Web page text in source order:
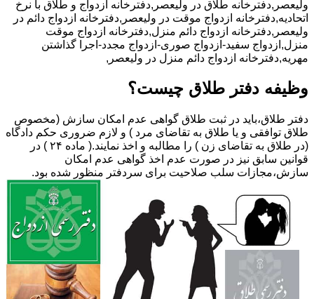
ولیعصر,دفترخانه طلاق در ولیعصر,دفترخانه ازدواج و طلاق با نرخ
اتحادیه,دفترخانه ازدواج موقت در ولیعصر,دفترخانه ازدواج دائم در
ولیعصر,دفترخانه ازدواج دائم منزل,دفترخانه ازدواج موقت
منزل,ازدواج سفید-ازدواج صوری-ازدواج مجدد-اجرا گذاشتن
مهریه,دفترخانه ازدواج دائم منزل در ولیعصر,
وظیفه دفتر طلاق چیست؟
دفتر طلاق،باید در ثبت طلاق گواهی عدم امکان سازش (مخصوص
طلاق توافقی و یا طلاق به تقاضای مرد ) و لازم ضروری حکم دادگاه
(در طلاق به تقاضای زن ) را مطالبه و اخذ نمایند.( ماده ۲۴ ) در
قوانین سابق نیز در صورت عدم اخذ گواهی عدم امکان
سازش،مجازات سلب صلاحیت برای سردفتر منظور شده بود.